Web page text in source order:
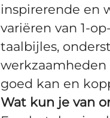
inspirerende en
variëren van 1-
taalbijles,
goed kan en
Wat kun je van